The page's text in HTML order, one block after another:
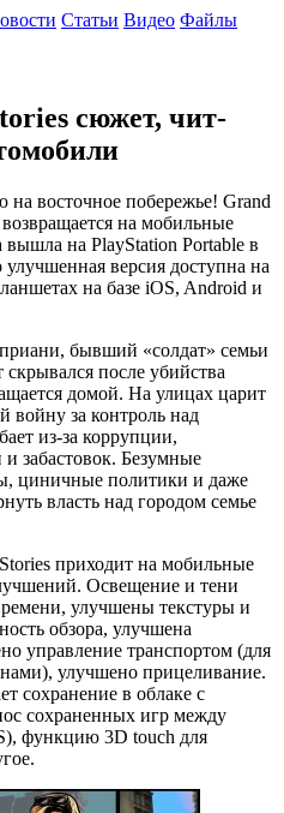
Статьи Видео Файлы
сюжет, чит-
на восточное побережье! Grand
на мобильные
вышла на PlayStation Portable в
улучшенная версия доступна на
на базе iOS, Android и
бывший «солдат» семьи
после убийства
домой. На улицах царит
войну за контроль над
из-за коррупции,
забастовок. Безумные
циничные политики и даже
власть над городом семье
приходит на мобильные
Освещение и тени
улучшены текстуры и
обзора, улучшена
управление транспортом (для
улучшено прицеливание.
сохранение в облаке с
сохраненных игр между
функцию 3D touch для